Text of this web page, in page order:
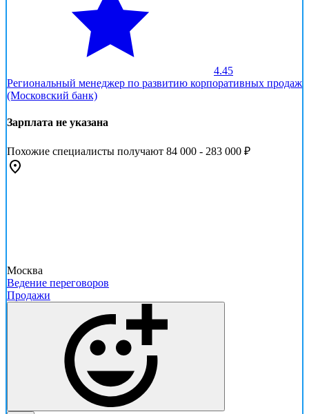
4.45
Региональный менеджер по развитию корпоративных продаж
(Московский банк)
Зарплата не указана
Похожие специалисты получают 84 000 - 283 000 ₽
Москва
Ведение переговоров
Продажи